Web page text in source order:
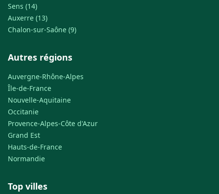
Sens (14)
Auxerre (13)
Chalon-sur-Saône (9)
Autres régions
Auvergne-Rhône-Alpes
Île-de-France
Nouvelle-Aquitaine
Occitanie
Provence-Alpes-Côte d'Azur
Grand Est
Hauts-de-France
Normandie
Top villes